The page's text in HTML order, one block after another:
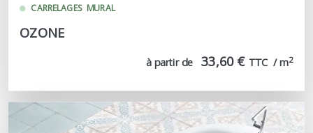
CARRELAGES MURAL
OZONE
à partir de 33,60 € TTC  / m2